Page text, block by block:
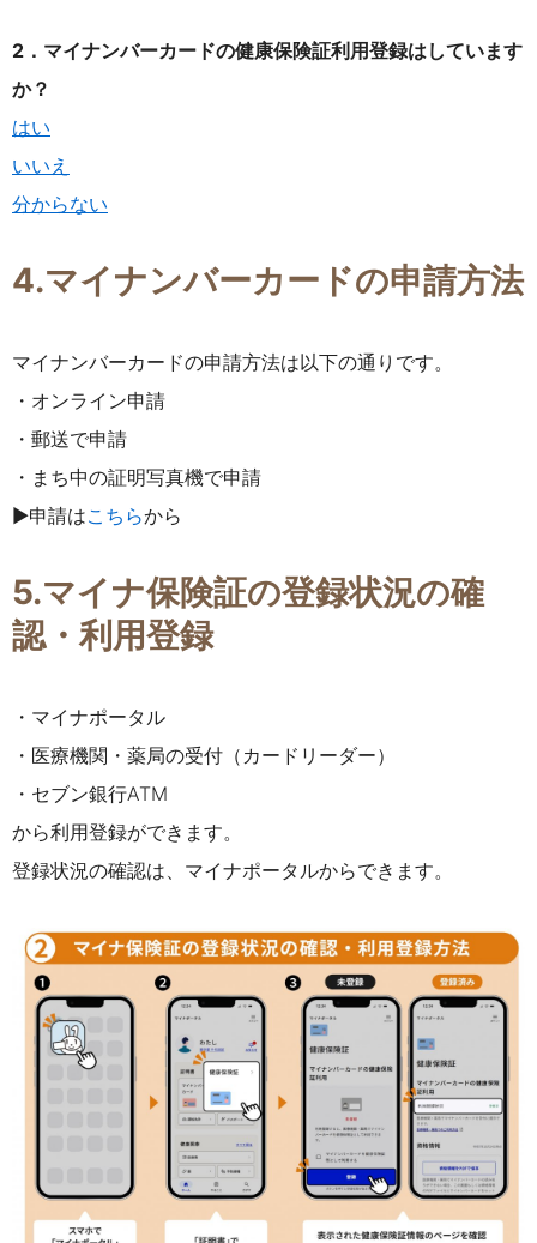
2．マイナンバーカードの健康保険証利用登録はしています
か？
はい
いいえ
分からない
4.マイナンバーカードの申請方法
マイナンバーカードの申請方法は以下の通りです。
・オンライン申請
・郵送で申請
・まち中の証明写真機で申請
▶申請はこちらから
5.マイナ保険証の登録状況の確
認・利用登録
・マイナポータル
・医療機関・薬局の受付（カードリーダー）
・セブン銀行ATM
から利用登録ができます。
登録状況の確認は、 マイナポータルからできます。